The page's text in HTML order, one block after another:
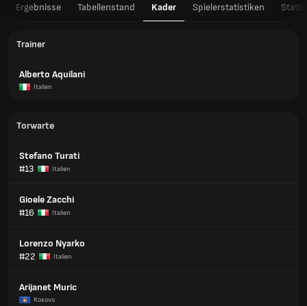
Ergebnisse Tabellenstand Kader Spielerstatistiken
Trainer
Alberto Aquilani
Italien
Torwarte
Stefano Turati
#13
Italien
Gioele Zacchi
#16
Italien
Lorenzo Nyarko
#22
Italien
Arijanet Muric
Kosovo